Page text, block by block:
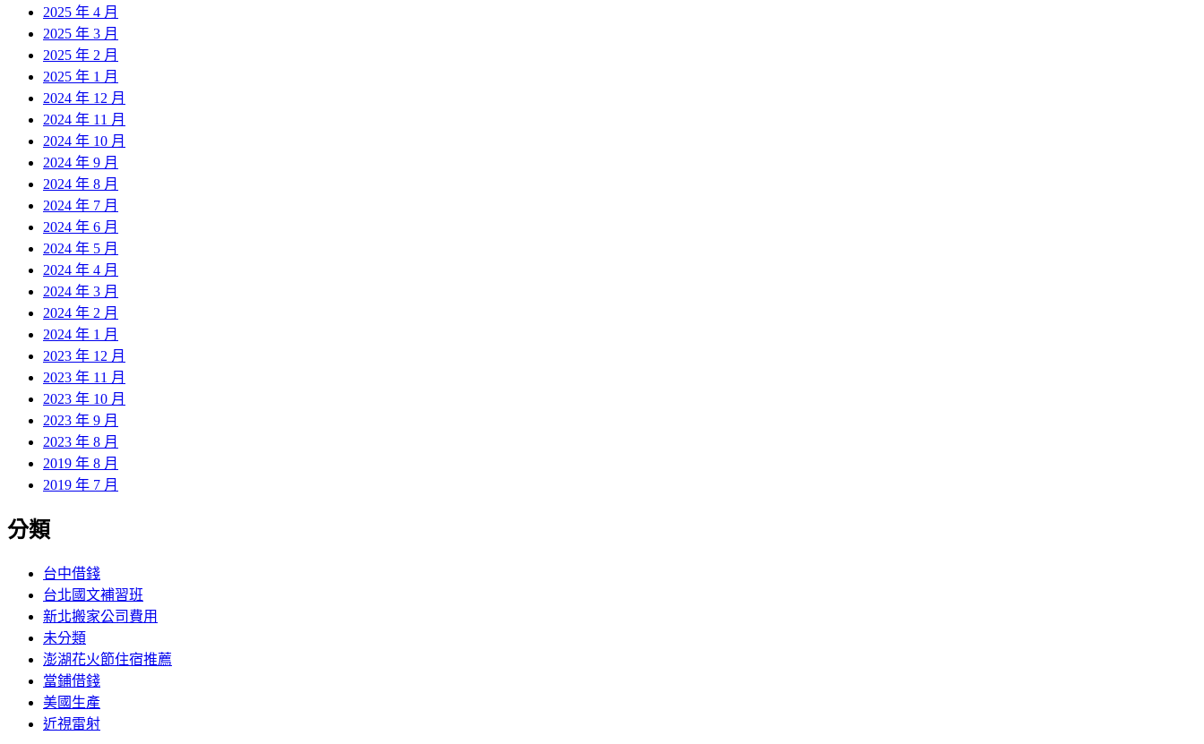
2025 年 4 月
2025 年 3 月
2025 年 2 月
2025 年 1 月
2024 年 12 月
2024 年 11 月
2024 年 10 月
2024 年 9 月
2024 年 8 月
2024 年 7 月
2024 年 6 月
2024 年 5 月
2024 年 4 月
2024 年 3 月
2024 年 2 月
2024 年 1 月
2023 年 12 月
2023 年 11 月
2023 年 10 月
2023 年 9 月
2023 年 8 月
2019 年 8 月
2019 年 7 月
分類
台中借錢
台北國文補習班
新北搬家公司費用
未分類
澎湖花火節住宿推薦
當鋪借錢
美國生產
近視雷射